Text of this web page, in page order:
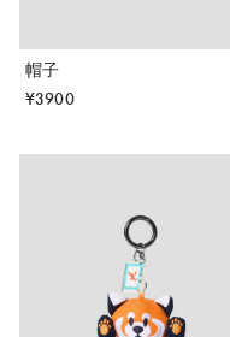
帽子
¥3900